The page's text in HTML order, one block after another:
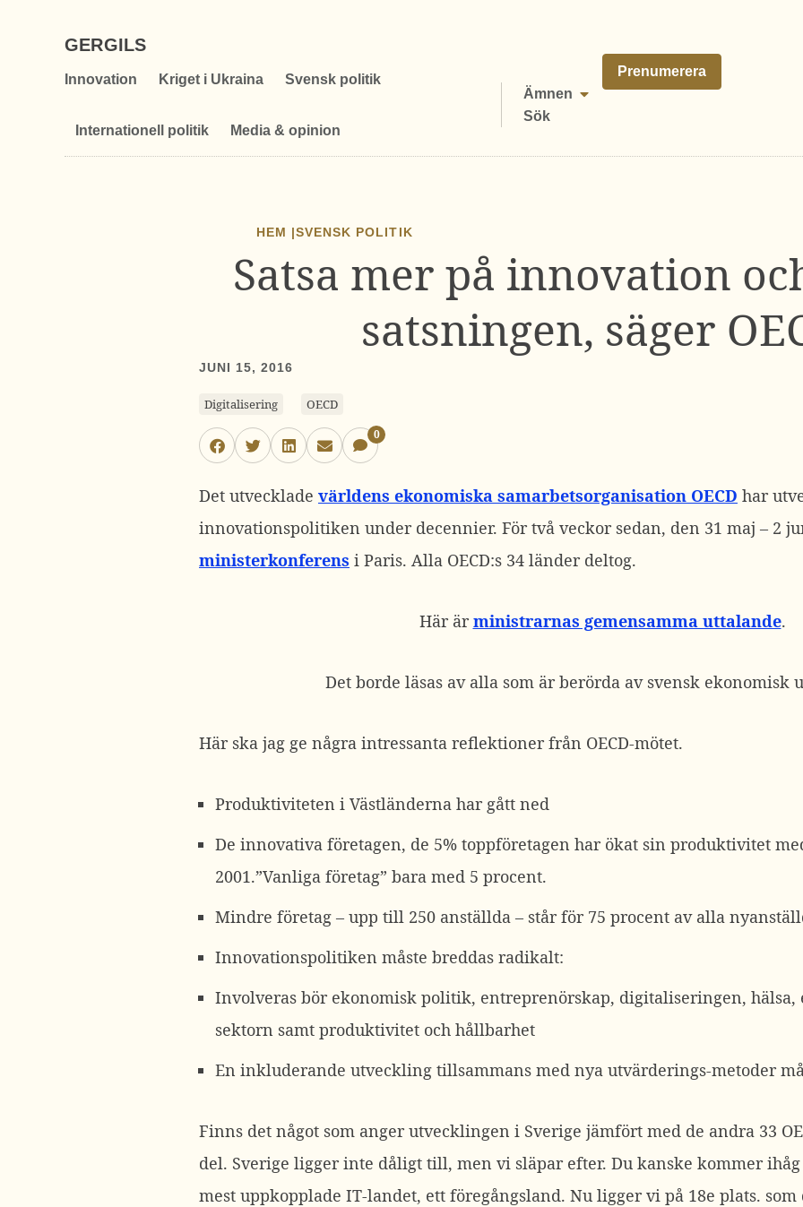
GERGILS
Innovation Kriget i Ukraina Svensk politik
Internationell politik Media & opinion
Ämnen
Sök
Prenumerera
HEM |SVENSK POLITIK
Satsa mer på innovation
satsningen, säger
JUNI 15, 2016
Digitalisering OECD
0
Det utvecklade världens ekonomiska samarbetsorganisation OECD har
innovationspolitiken under decennier. För två veckor sedan, den 31 maj – 2
ministerkonferens i Paris. Alla OECD:s 34 länder deltog.
Här är ministrarnas gemensamma uttalande.
Det borde läsas av alla som är berörda av svensk ekonomisk
Här ska jag ge några intressanta reflektioner från OECD-mötet.
Produktiviteten i Västländerna har gått ned
De innovativa företagen, de 5% toppföretagen har ökat sin produktivitet
2001.”Vanliga företag” bara med 5 procent.
Mindre företag – upp till 250 anställda – står för 75 procent av alla
Innovationspolitiken måste breddas radikalt:
Involveras bör ekonomisk politik, entreprenörskap, digitaliseringen, hälsa,
sektorn samt produktivitet och hållbarhet
En inkluderande utveckling tillsammans med nya utvärderings-metoder
Finns det något som anger utvecklingen i Sverige jämfört med de andra 33
del. Sverige ligger inte dåligt till, men vi släpar efter. Du kanske kommer ihåg
mest uppkopplade IT-landet, ett föregångsland. Nu ligger vi på 18e plats.